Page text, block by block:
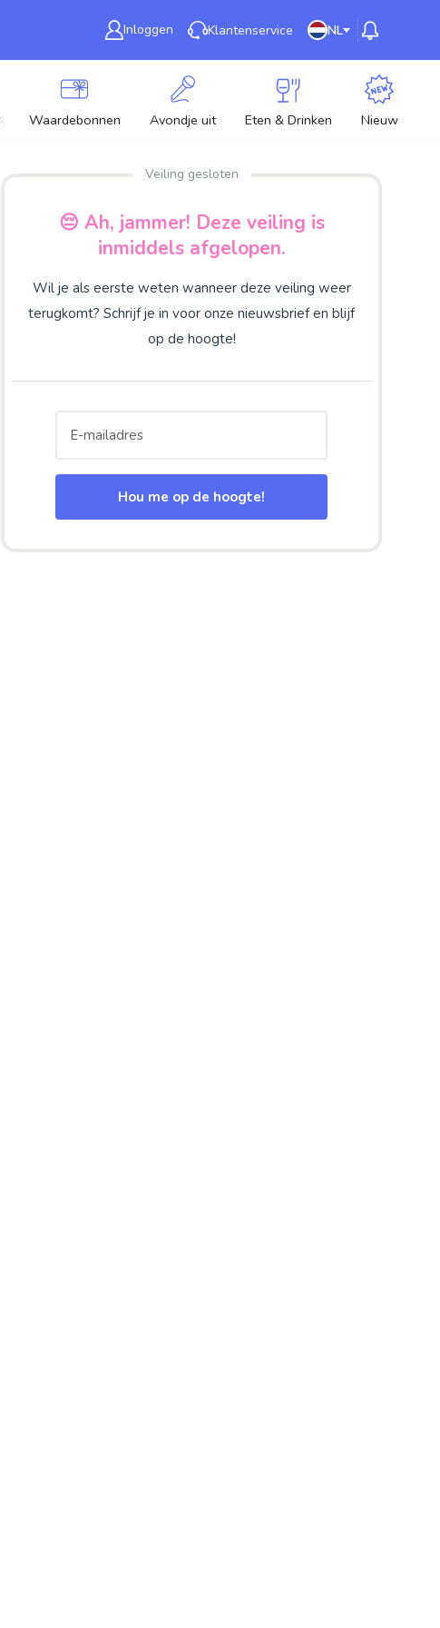
Inloggen Klantenservice NL
Waardebonnen Avondje uit Eten & Drinken Nieuw
Veiling gesloten
😔 Ah, jammer! Deze veiling is
inmiddels afgelopen.
Wil je als eerste weten wanneer deze veiling weer
terugkomt? Schrijf je in voor onze nieuwsbrief en blijf
op de hoogte!
Hou me op de hoogte!